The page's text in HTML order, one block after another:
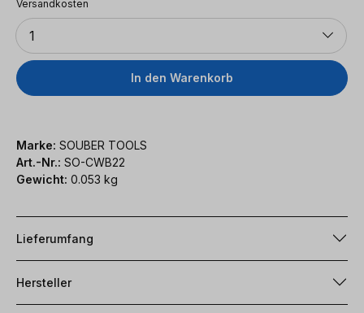
Versandkosten
Anzahl
1
In den Warenkorb
Marke: SOUBER TOOLS
Art.-Nr.: SO-CWB22
Gewicht: 0.053 kg
Lieferumfang
Hersteller